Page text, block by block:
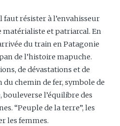
résister à l’envahisseur
et patriarcal. En
du train en Patagonie
de l’histoire mapuche.
de dévastations et de
chemin de fer, symbole de
l’équilibre des
“Peuple de la terre”, les
les femmes.